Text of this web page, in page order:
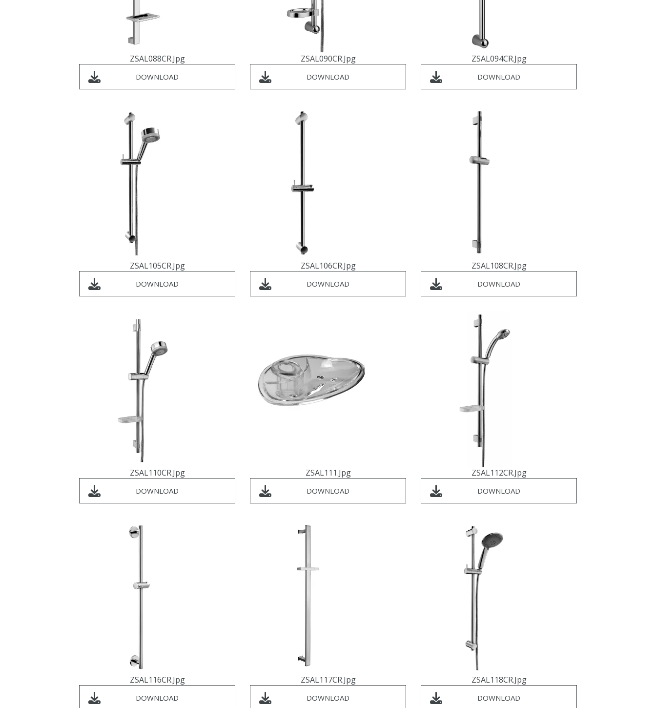
ZSAL088CR.jpg
DOWNLOAD
ZSAL090CR.jpg
DOWNLOAD
ZSAL094CR.jpg
DOWNLOAD
ZSAL105CR.jpg
DOWNLOAD
ZSAL106CR.jpg
DOWNLOAD
ZSAL108CR.jpg
DOWNLOAD
ZSAL110CR.jpg
DOWNLOAD
ZSAL111.jpg
DOWNLOAD
ZSAL112CR.jpg
DOWNLOAD
ZSAL116CR.jpg
DOWNLOAD
ZSAL117CR.jpg
DOWNLOAD
ZSAL118CR.jpg
DOWNLOAD